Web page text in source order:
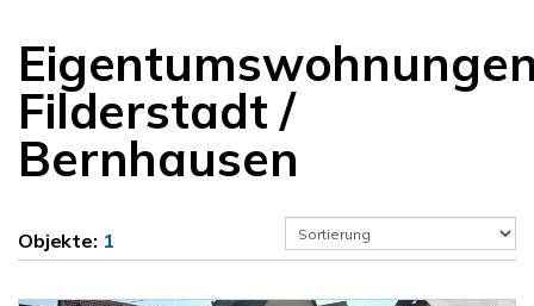
Filderstadt /
Bernhausen
Objekte: 1